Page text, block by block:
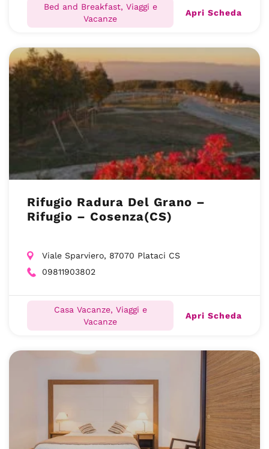
Bed and Breakfast, Viaggi e
Vacanze
Apri Scheda
Rifugio Radura Del Grano –
Rifugio – Cosenza(CS)
Viale Sparviero, 87070 Plataci CS
09811903802
Casa Vacanze, Viaggi e
Vacanze
Apri Scheda